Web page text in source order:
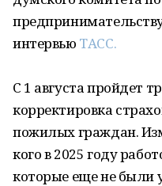
интервью ТАСС.
С 1 августа пройдет
корректировка
пожилых граждан.
кого в 2025 году
которые еще не были